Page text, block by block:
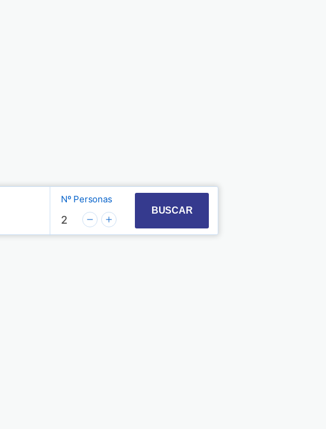
to interact with the calendar and select a date. Press the
arrow key to interact with the calendar and select a date.
Nº Personas
2
BUSCAR